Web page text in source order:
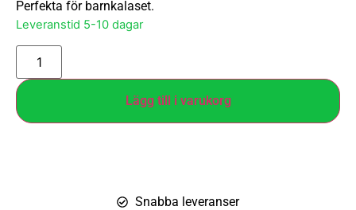
Perfekta för barnkalaset.
Leveranstid 5-10 dagar
Lägg till i varukorg
Snabba leveranser